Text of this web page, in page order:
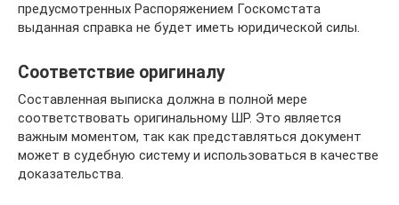
предусмотренных Распоряжением Госкомстата
выданная справка не будет иметь юридической силы.
Соответствие оригиналу
Составленная выписка должна в полной мере
соответствовать оригинальному ШР. Это является
важным моментом, так как представляться документ
может в судебную систему и использоваться в качестве
доказательства.